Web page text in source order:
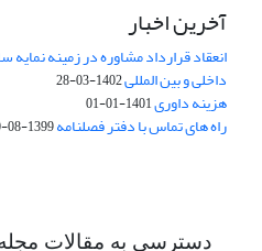
آخرین اخبار
انعقاد قرارداد مشاوره در زمینه نمایه
داخلی و بین المللی1402-03-28
هزینه داوری1401-01-01
راه های تماس با دفتر فصلنامه1399-08-20
دسترسی به مقالات